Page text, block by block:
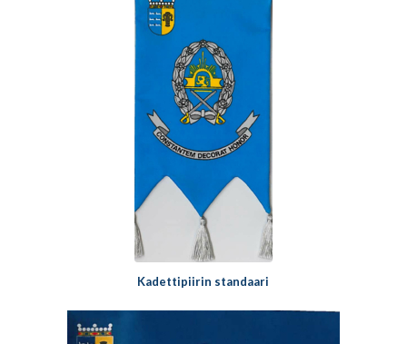
Kadettipiirin standaari